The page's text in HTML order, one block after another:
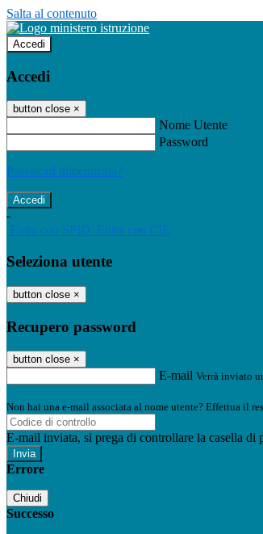
Salta al contenuto
Accedi
Accedi
button close ×
Nome Utente
Password
Password dimenticata?
-
Entra con SPID Entra con CIE
Seleziona utente
button close ×
Recupero password
button close ×
E-mail Verrà inviato
Non hai una e-mail associata al nome utente? Effettua il
E-mail inviata, si prega di controllare la casella di
Errore
Chiudi
Successo